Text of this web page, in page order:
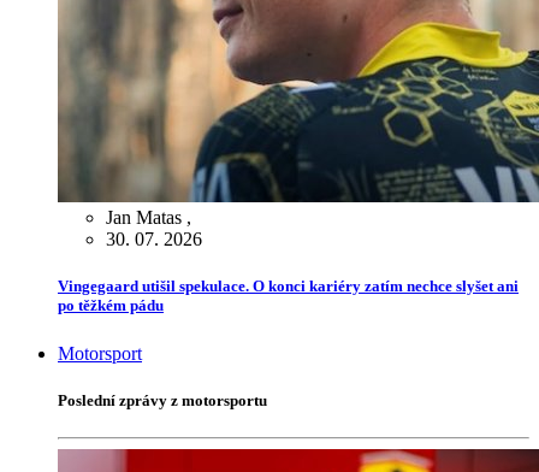
Jan Matas ,
30. 07. 2026
Vingegaard utišil spekulace. O konci kariéry zatím nechce slyšet ani
po těžkém pádu
Motorsport
Poslední zprávy z motorsportu